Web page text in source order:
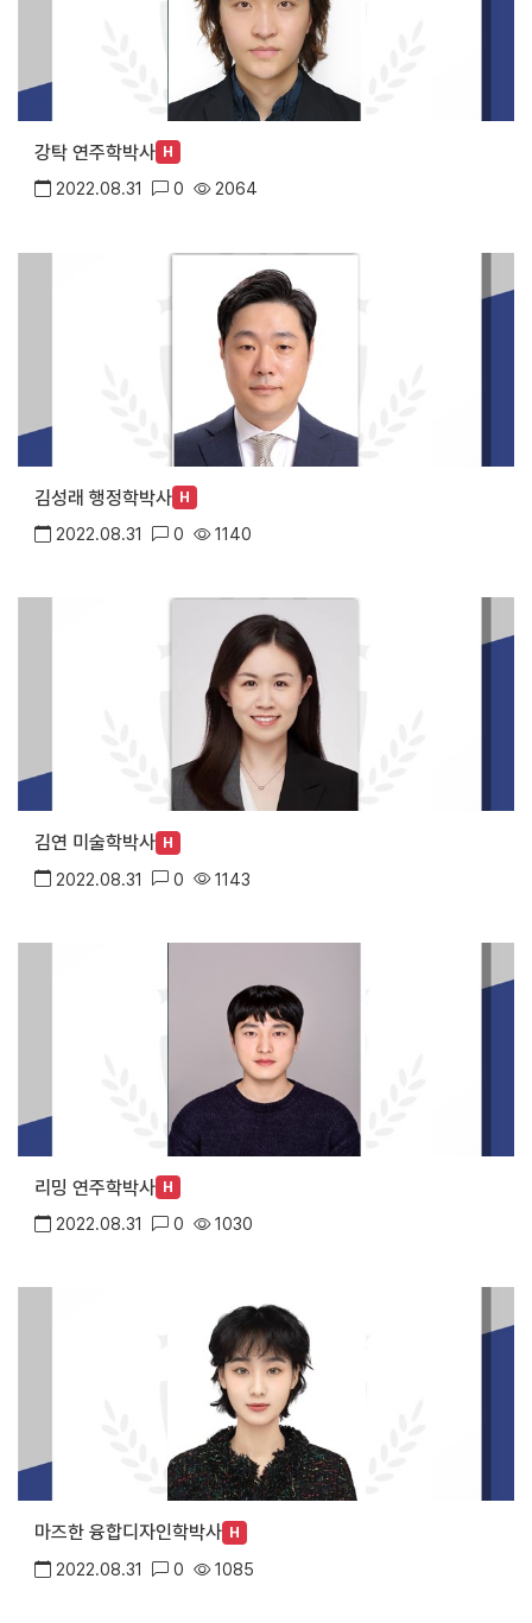
강탁 연주학박사 H
2022.08.31 0 2064
김성래 행정학박사 H
2022.08.31 0 1140
김연 미술학박사 H
2022.08.31 0 1143
리밍 연주학박사 H
2022.08.31 0 1030
마즈한 융합디자인학박사 H
2022.08.31 0 1085